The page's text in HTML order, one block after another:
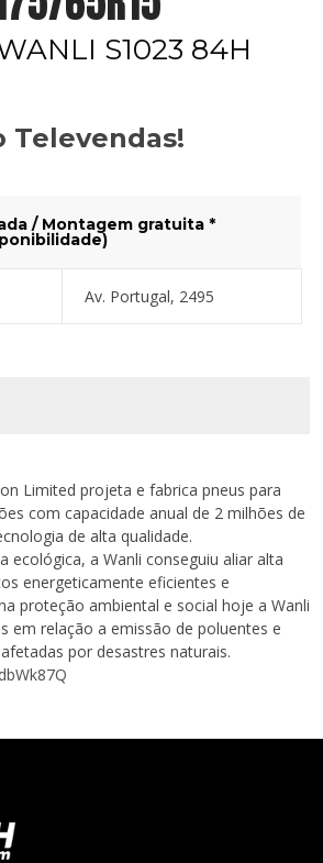
S1023 84H
Televendas!
/ Montagem gratuita *
Av. Portugal, 2495
Limited projeta e fabrica pneus para
com capacidade anual de 2 milhões de
de alta qualidade.
ecológica, a Wanli conseguiu aliar alta
energeticamente eficientes e
proteção ambiental e social hoje a Wanli
em relação a emissão de poluentes e
por desastres naturais.